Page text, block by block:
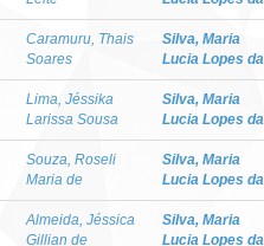
Caramuru, Thais
Soares
Silva, Maria
Lucia Lopes da
Lima, Jéssika
Larissa Sousa
Silva, Maria
Lucia Lopes da
Souza, Roseli
Maria de
Silva, Maria
Lucia Lopes da
Almeida, Jéssica
Gillian de
Silva, Maria
Lucia Lopes da